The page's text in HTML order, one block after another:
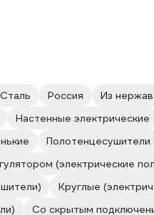
Сталь Россия Из
Настенные электрические
Полотенцесушители
(электрические
Круглые
Со скрытым